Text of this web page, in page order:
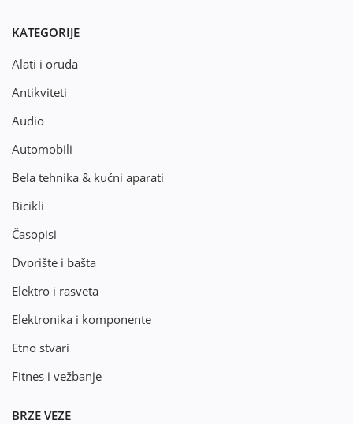
KATEGORIJE
Alati i oruđa
Antikviteti
Audio
Automobili
Bela tehnika & kućni aparati
Bicikli
Časopisi
Dvorište i bašta
Elektro i rasveta
Elektronika i komponente
Etno stvari
Fitnes i vežbanje
BRZE VEZE